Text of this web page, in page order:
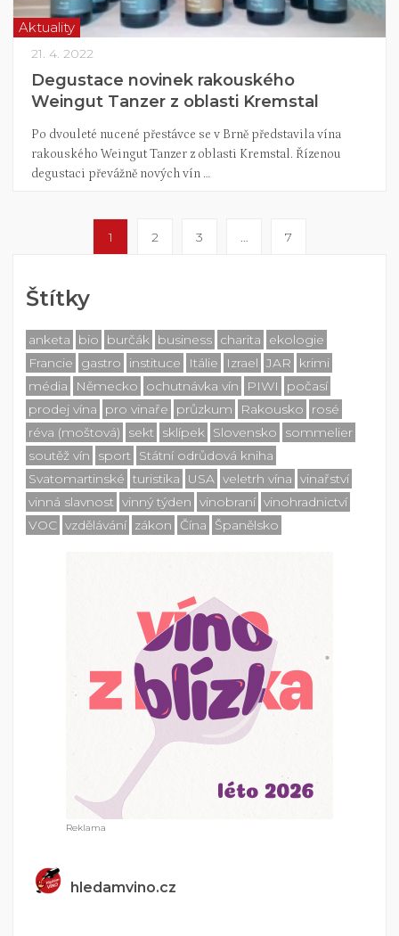
Aktuality
21. 4. 2022
Degustace novinek rakouského
Weingut Tanzer z oblasti Kremstal
Po dvouleté nucené přestávce se v Brně představila vína
rakouského Weingut Tanzer z oblasti Kremstal. Řízenou
degustaci převážně nových vín …
1 2 3 … 7
Štítky
anketa bio burčák business charita
ekologie
Francie
gastro instituce Itálie Izrael JAR
krimi
média
Německo ochutnávka vín PIWI
počasí
prodej vína
pro vinaře průzkum Rakousko
rosé
réva (moštová)
sekt sklípek Slovensko
sommelier
soutěž vín
sport Státní odrůdová kniha
Svatomartinské turistika USA veletrh vína vinařství
vinná slavnost vinný týden vinobraní vinohradnictví
VOC vzdělávání zákon Čína Španělsko
hledamvino.cz